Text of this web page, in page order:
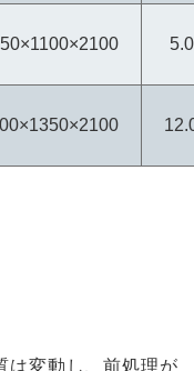
5.0
は変動し、前処理が